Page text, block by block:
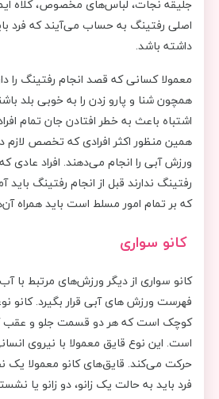
جلیقه نجات، لباس‌های مخصوص، کلاه
اصلی رفتینگ به حساب می‌آیند که فرد
داشته باشد.
معمولا کسانی که قصد انجام رفتینگ را
همچون شنا و پارو زدن را به خوبی بلد
اشتباه باعث به خطر افتادن جان تمام
همین منظور اکثر افرادی که تخصص لازم در
ورزش آبی را انجام می‌دهند. افراد عادی
رفتینگ ندارند قبل از انجام رفتینگ باید
که بر تمام امور مسلط است باید همراه
کانو سواری
کانو سواری از دیگر ورزش‌های مرتبط با
فهرست ورزش های آبی قرار بگیرد. کانو
کوچک است که هر دو قسمت جلو و عقب
است. این نوع قایق معمولا با نیروی
حرکت می‌کند. قایق‌های کانو معمولا یک
فرد باید به حالت یک زانو، دو زانو یا